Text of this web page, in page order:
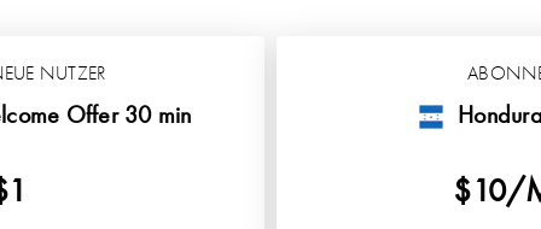
NUTZER
Offer 30 min
$10/